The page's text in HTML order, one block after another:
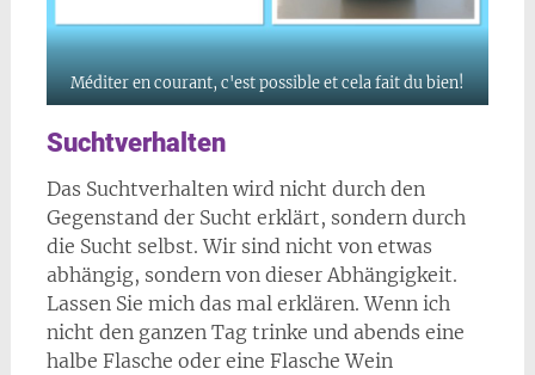
Méditer en courant, c'est possible et cela fait du bien!
Suchtverhalten
Das Suchtverhalten wird nicht durch den
Gegenstand der Sucht erklärt, sondern durch
die Sucht selbst. Wir sind nicht von etwas
abhängig, sondern von dieser Abhängigkeit.
Lassen Sie mich das mal erklären. Wenn ich
nicht den ganzen Tag trinke und abends eine
halbe Flasche oder eine Flasche Wein